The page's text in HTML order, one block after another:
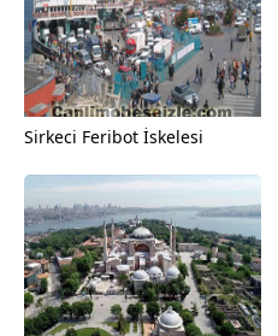
Sirkeci Feribot İskelesi